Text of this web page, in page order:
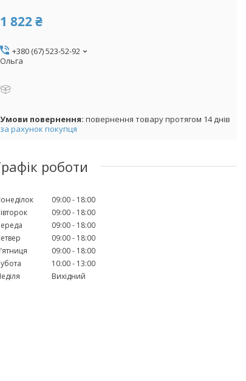
1 822 ₴
+380 (67) 523-52-92
Ольга
повернення товару протягом 14 днів
за рахунок покупця
роботи
09:00
18:00
09:00
18:00
09:00
18:00
09:00
18:00
09:00
18:00
10:00
13:00
Вихідний